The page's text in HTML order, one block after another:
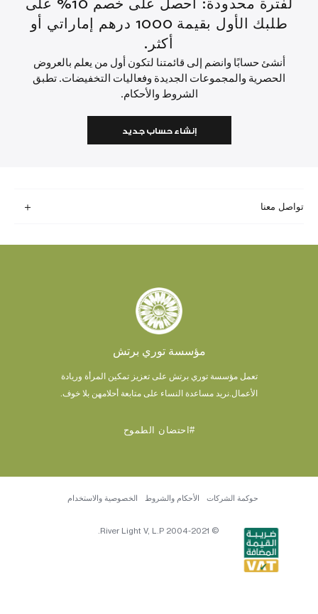
لفترة محدودة: احصل على خصم 10% على
طلبك الأول بقيمة 1000 درهم إماراتي أو
أكثر.
أنشئ حسابًا وانضم إلى قائمتنا لتكون أول من يعلم بالعروض
الحصرية والمجموعات الجديدة وفعاليات التخفيضات. تطبق
الشروط والأحكام.
إنشاء حساب جديد
تواصل معنا
مؤسسة توري برتش
تعمل مؤسسة توري برتش على تعزيز تمكين المرأة وريادة
الأعمال. نريد مساعدة النساء على متابعة أحلامهن بلا خوف.
#احتضان الطموح
© 2004-2021 River Light V, L.P.
حوكمة الشركات الأحكام والشروط الخصوصية والاستخدام